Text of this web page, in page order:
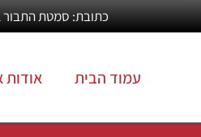
כתובת: סמטת התבור 12, סגולה, פתח תקווה
עמוד הבית אודות